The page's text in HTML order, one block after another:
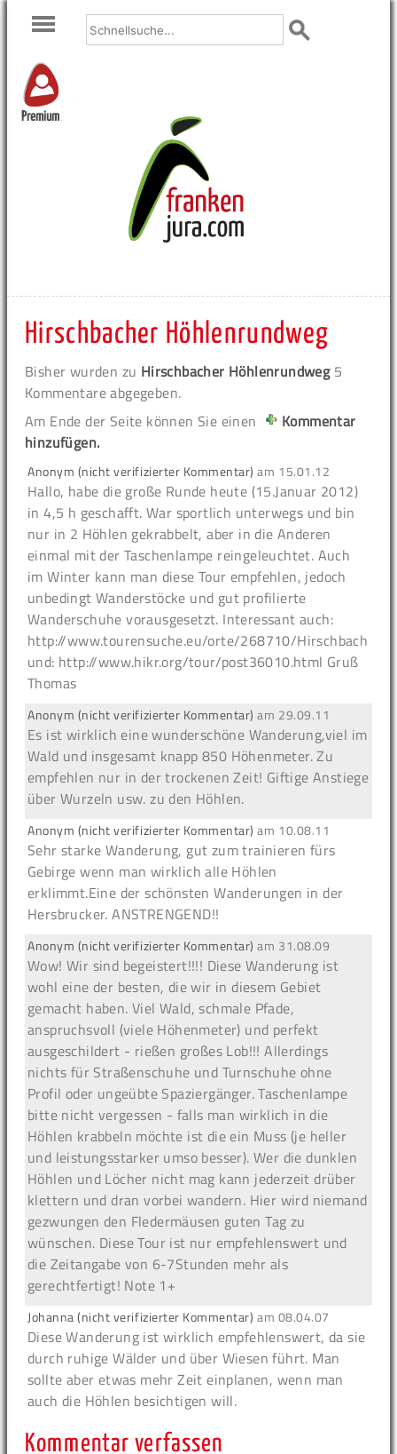
Premium
Hirschbacher Höhlenrundweg
Bisher wurden zu Hirschbacher Höhlenrundweg5
Kommentare abgegeben.
Am Ende der Seite können Sie einen
Kommentar
hinzufügen.
Anonym (nicht verifizierter Kommentar) am 15.01.12
Hallo, habe die große Runde heute (15.Januar 2012)
in 4,5 h geschafft. War sportlich unterwegs und bin
nur in 2 Höhlen gekrabbelt, aber in die Anderen
einmal mit der Taschenlampe reingeleuchtet. Auch
im Winter kann man diese Tour empfehlen, jedoch
unbedingt Wanderstöcke und gut profilierte
Wanderschuhe vorausgesetzt. Interessant auch:
http://www.tourensuche.eu/orte/268710/Hirschbach
und: http://www.hikr.org/tour/post36010.html Gruß
Thomas
Anonym (nicht verifizierter Kommentar) am 29.09.11
Es ist wirklich eine wunderschöne Wanderung,viel im
Wald und insgesamt knapp 850 Höhenmeter. Zu
empfehlen nur in der trockenen Zeit! Giftige Anstiege
über Wurzeln usw. zu den Höhlen.
Anonym (nicht verifizierter Kommentar) am 10.08.11
Sehr starke Wanderung, gut zum trainieren fürs
Gebirge wenn man wirklich alle Höhlen
erklimmt.Eine der schönsten Wanderungen in der
Hersbrucker. ANSTRENGEND!!
Anonym (nicht verifizierter Kommentar) am 31.08.09
Wow! Wir sind begeistert!!!! Diese Wanderung ist
wohl eine der besten, die wir in diesem Gebiet
gemacht haben. Viel Wald, schmale Pfade,
anspruchsvoll (viele Höhenmeter) und perfekt
ausgeschildert - rießen großes Lob!!! Allerdings
nichts für Straßenschuhe und Turnschuhe ohne
Profil oder ungeübte Spaziergänger. Taschenlampe
bitte nicht vergessen - falls man wirklich in die
Höhlen krabbeln möchte ist die ein Muss (je heller
und leistungsstarker umso besser). Wer die dunklen
Höhlen und Löcher nicht mag kann jederzeit drüber
klettern und dran vorbei wandern. Hier wird niemand
gezwungen den Fledermäusen guten Tag zu
wünschen. Diese Tour ist nur empfehlenswert und
die Zeitangabe von 6-7Stunden mehr als
gerechtfertigt! Note 1+
Johanna (nicht verifizierter Kommentar) am 08.04.07
Diese Wanderung ist wirklich empfehlenswert, da sie
durch ruhige Wälder und über Wiesen führt. Man
sollte aber etwas mehr Zeit einplanen, wenn man
auch die Höhlen besichtigen will.
Kommentar verfassen